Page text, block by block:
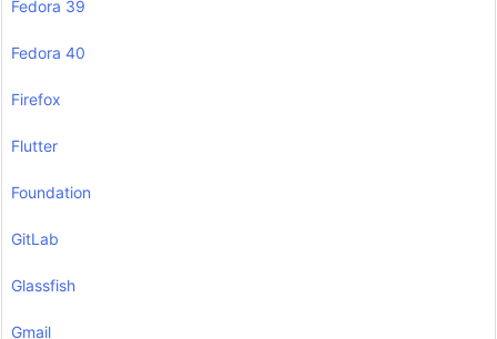
Fedora 39
Fedora 40
Firefox
Flutter
Foundation
GitLab
Glassfish
Gmail